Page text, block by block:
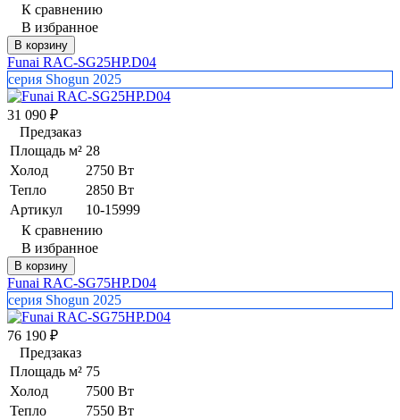
К сравнению
В избранное
В корзину
Funai RAC-SG25HP.D04
серия Shogun 2025
31 090 ₽
Предзаказ
Площадь м² 28
Холод
2750 Вт
Тепло
2850 Вт
Артикул
10-15999
К сравнению
В избранное
В корзину
Funai RAC-SG75HP.D04
серия Shogun 2025
76 190 ₽
Предзаказ
Площадь м² 75
Холод
7500 Вт
Тепло
7550 Вт